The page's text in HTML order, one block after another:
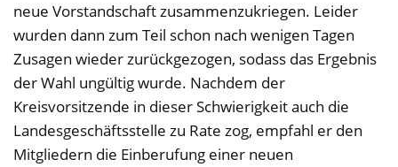
neue Vorstandschaft zusammenzukriegen. Leider
wurden dann zum Teil schon nach wenigen Tagen
Zusagen wieder zurückgezogen, sodass das Ergebnis
der Wahl ungültig wurde. Nachdem der
Kreisvorsitzende in dieser Schwierigkeit auch die
Landesgeschäftsstelle zu Rate zog, empfahl er den
Mitgliedern die Einberufung einer neuen